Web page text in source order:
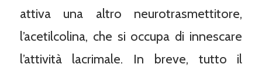
attiva una altro neurotrasmettitore,
l’acetilcolina, che si occupa di innescare
l’attività lacrimale. In breve, tutto il